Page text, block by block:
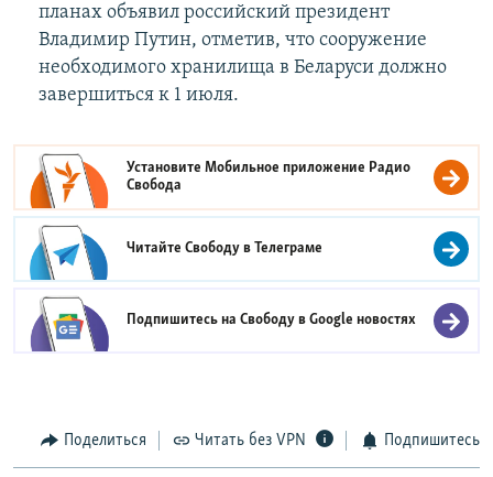
планах объявил российский президент
Владимир Путин, отметив, что сооружение
необходимого хранилища в Беларуси должно
завершиться к 1 июля.
Установите Мобильное приложение Радио
Свобода
Читайте Свободу вТелеграме
Подпишитесь на Свободу вGoogle новостях
Поделиться Читать без VPN Подпишитесь